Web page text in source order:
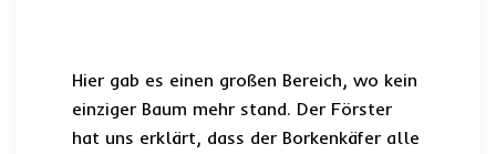
Hier gab es einen großen Bereich, wo kein
einziger Baum mehr stand. Der Förster
hat uns erklärt, dass der Borkenkäfer alle